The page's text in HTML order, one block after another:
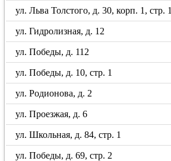
ул. Льва Толстого, д. 30, корп. 1, стр. 1
ул. Гидролизная, д. 12
ул. Победы, д. 112
ул. Победы, д. 10, стр. 1
ул. Родионова, д. 2
ул. Проезжая, д. 6
ул. Школьная, д. 84, стр. 1
ул. Победы, д. 69, стр. 2